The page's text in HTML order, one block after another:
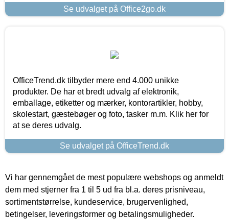
Se udvalget på Office2go.dk
OfficeTrend.dk tilbyder mere end 4.000 unikke
produkter. De har et bredt udvalg af elektronik,
emballage, etiketter og mærker, kontorartikler, hobby,
skolestart, gæstebøger og foto, tasker m.m. Klik her for
at se deres udvalg.
Se udvalget på OfficeTrend.dk
Vi har gennemgået de mest populære webshops og anmeldt
dem med stjerner fra 1 til 5 ud fra bl.a. deres prisniveau,
sortimentstørrelse, kundeservice, brugervenlighed,
betingelser, leveringsformer og betalingsmuligheder.